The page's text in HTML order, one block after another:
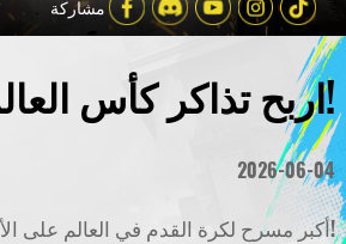
مشاركة
اربح تذاكر كأس العالم!
2026-06-04
أكبر مسرح لكرة القدم في العالم على الأبواب!